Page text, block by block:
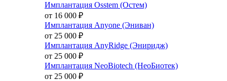
Имплантация Osstem (Остем)
от 16 000 ₽
Имплантация Anyone (Эниван)
от 25 000 ₽
Имплантация AnyRidge (Эниридж)
от 25 000 ₽
Имплантация NeoBiotech (НеоБиотек)
от 25 000 ₽